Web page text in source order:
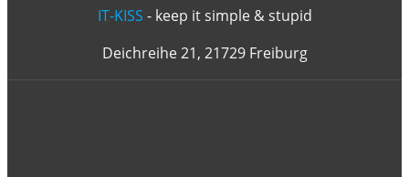
IT-KISS - keep it simple & stupid
Deichreihe 21, 21729 Freiburg